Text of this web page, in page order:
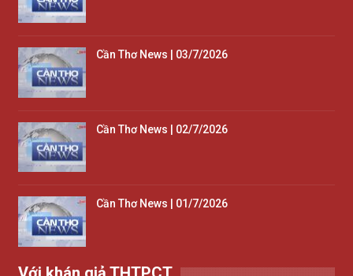
Cần Thơ News | 03/7/2026
Cần Thơ News | 02/7/2026
Cần Thơ News | 01/7/2026